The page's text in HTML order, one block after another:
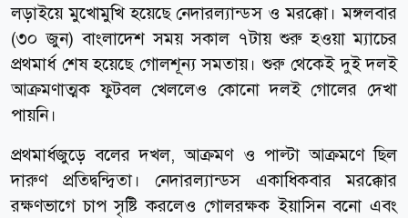
লড়াইয়ে মুখোমুখি হয়েছে নেদারল্যান্ডস ও মরক্কো। মঙ্গলবার
(৩০ জুন) বাংলাদেশ সময় সকাল ৭টায় শুরু হওয়া ম্যাচের
প্রথমার্ধ শেষ হয়েছে গোলশূন্য সমতায়। শুরু থেকেই দুই দলই
আক্রমণাত্মক ফুটবল খেললেও কোনো দলই গোলের দেখা
পায়নি।
প্রথমার্ধজুড়ে বলের দখল, আক্রমণ ও পাল্টা আক্রমণে ছিল
দারুণ প্রতিদ্বন্দ্বিতা। নেদারল্যান্ডস একাধিকবার মরক্কোর
রক্ষণভাগে চাপ সৃষ্টি করলেও গোলরক্ষক ইয়াসিন বনো এবং